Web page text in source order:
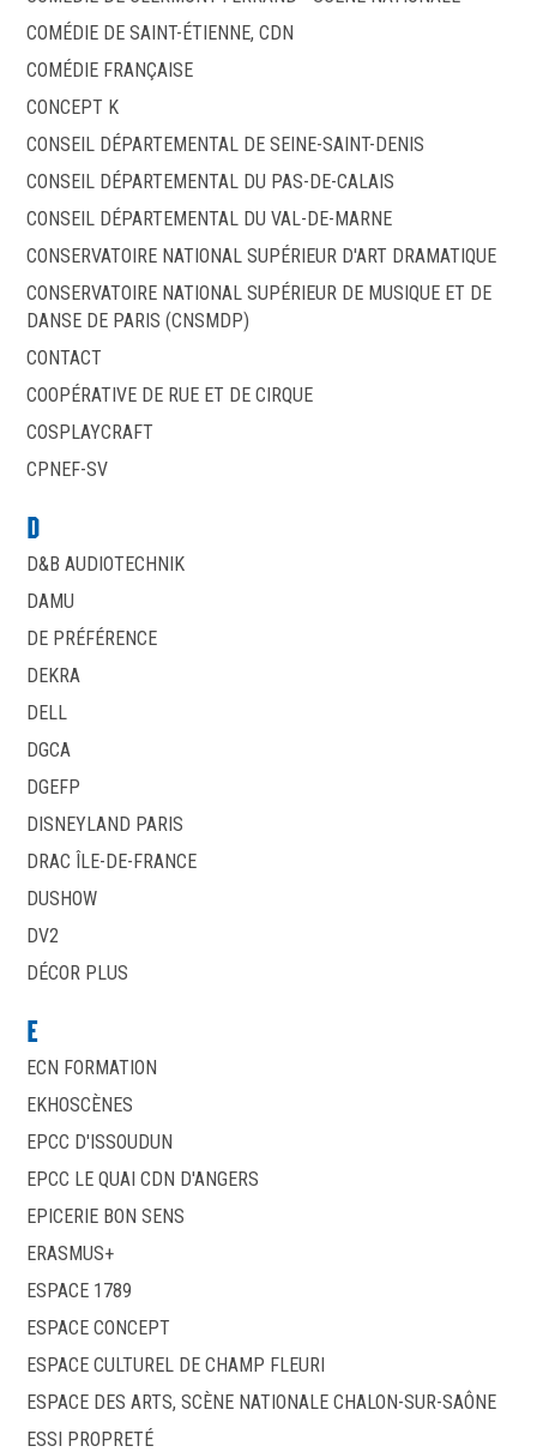
COMÉDIE DE SAINT-ÉTIENNE, CDN
COMÉDIE FRANÇAISE
CONCEPT K
CONSEIL DÉPARTEMENTAL DE SEINE-SAINT-DENIS
CONSEIL DÉPARTEMENTAL DU PAS-DE-CALAIS
CONSEIL DÉPARTEMENTAL DU VAL-DE-MARNE
CONSERVATOIRE NATIONAL SUPÉRIEUR D'ART DRAMATIQUE
CONSERVATOIRE NATIONAL SUPÉRIEUR DE MUSIQUE ET DE
DANSE DE PARIS (CNSMDP)
CONTACT
COOPÉRATIVE DE RUE ET DE CIRQUE
COSPLAYCRAFT
CPNEF-SV
D
D&B AUDIOTECHNIK
DAMU
DE PRÉFÉRENCE
DEKRA
DELL
DGCA
DGEFP
DISNEYLAND PARIS
DRAC ÎLE-DE-FRANCE
DUSHOW
DV2
DÉCOR PLUS
E
ECN FORMATION
EKHOSCÈNES
EPCC D'ISSOUDUN
EPCC LE QUAI CDN D'ANGERS
EPICERIE BON SENS
ERASMUS+
ESPACE 1789
ESPACE CONCEPT
ESPACE CULTUREL DE CHAMP FLEURI
ESPACE DES ARTS, SCÈNE NATIONALE CHALON-SUR-SAÔNE
ESSI PROPRETÉ